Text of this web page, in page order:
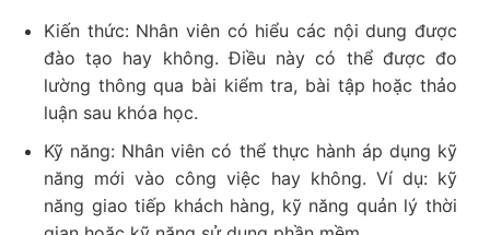
Kiến thức: Nhân viên có hiểu các nội dung được
đào tạo hay không. Điều này có thể được đo
lường thông qua bài kiểm tra, bài tập hoặc thảo
luận sau khóa học.
Kỹ năng: Nhân viên có thể thực hành áp dụng kỹ
năng mới vào công việc hay không. Ví dụ: kỹ
năng giao tiếp khách hàng, kỹ năng quản lý thời